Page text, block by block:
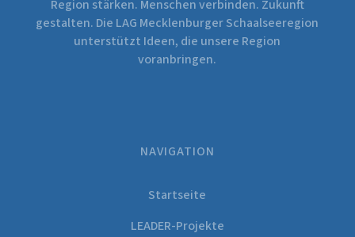
Region stärken. Menschen verbinden. Zukunft
gestalten. Die LAG Mecklenburger Schaalseeregion
unterstützt Ideen, die unsere Region
voranbringen.
NAVIGATION
Startseite
LEADER-Projekte